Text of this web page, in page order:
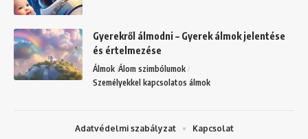
Gyerekről álmodni – Gyerek álmok jelentése
és értelmezése
Álmok Álom szimbólumok
Személyekkel kapcsolatos álmok
Adatvédelmi szabályzat Kapcsolat